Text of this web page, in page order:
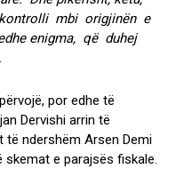
mbi origjinën e
enigma, që duhej
por edhe të
Dervishi arrin të
të ndershëm Arsen Demi
skemat e parajsës fiskale.